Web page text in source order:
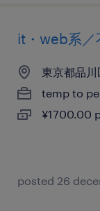
it・web系／
東京都品
temp to
¥1700.00
posted 26